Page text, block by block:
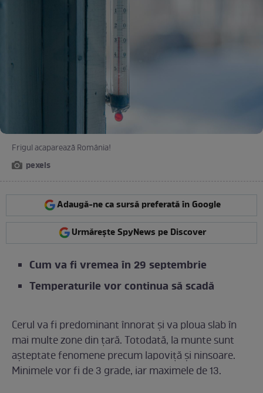
Frigul acaparează România!
pexels
Adaugă-ne ca sursă preferată în Google
Urmărește SpyNews pe Discover
Cum va fi vremea în 29 septembrie
Temperaturile vor continua să scadă
Cerul va fi predominant înnorat și va ploua slab în
mai multe zone din țară. Totodată, la munte sunt
așteptate fenomene precum lapoviță și ninsoare.
Minimele vor fi de 3 grade, iar maximele de 13.